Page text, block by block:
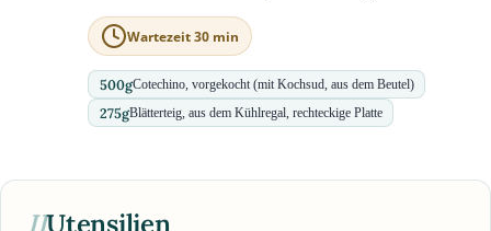
Wartezeit 30 min
500gCotechino, vorgekocht (mit Kochsud, aus dem Beutel)
275gBlätterteig, aus dem Kühlregal, rechteckige Platte